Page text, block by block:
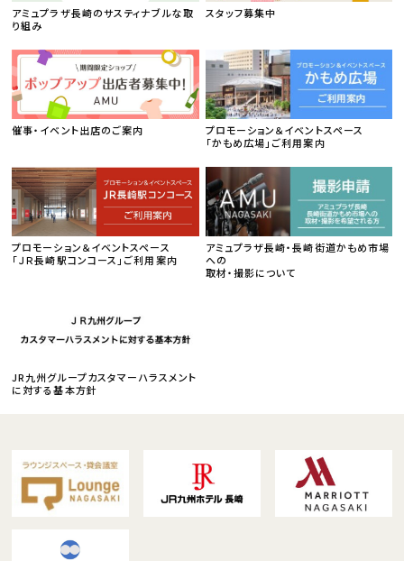
アミュプラザ長崎のサスティナブルな取
り組み
スタッフ募集中
催事・イベント出店のご案内
プロモーション＆イベントスペース
「かもめ広場」ご利用案内
プロモーション＆イベントスペース
「ＪＲ長崎駅コンコース」ご利用案内
アミュプラザ長崎・長崎街道かもめ市場
への
取材・撮影について
JR九州グループカスタマーハラスメント
に対する基本方針